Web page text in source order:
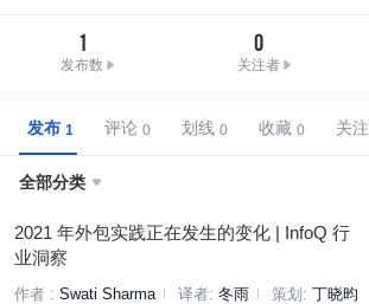
1
发布数
0
关注者
发布 评论 划线 收藏 关注
全部分类 
2021 年外包实践正在发生的变化 | InfoQ 行
业洞察
作者 : Swati Sharma 译者: 冬雨 策划: 丁晓昀